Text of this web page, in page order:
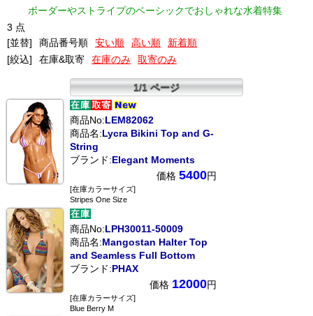
ボーダーやストライプのベーシックでおしゃれな水着特集
3 点
[並替]
商品番号順 安い順 高い順
新着順
[絞込]
在庫&取寄 在庫のみ 取寄のみ
1/1 ページ
商品No:LEM82062
商品名:Lycra Bikini Top and G-
String
ブランド:Elegant Moments
価格 5400円
[在庫カラーサイズ]
Stripes One Size
商品No:LPH30011-50009
商品名:Mangostan Halter Top
and Seamless Full Bottom
ブランド:PHAX
価格 12000円
[在庫カラーサイズ]
Blue Berry M